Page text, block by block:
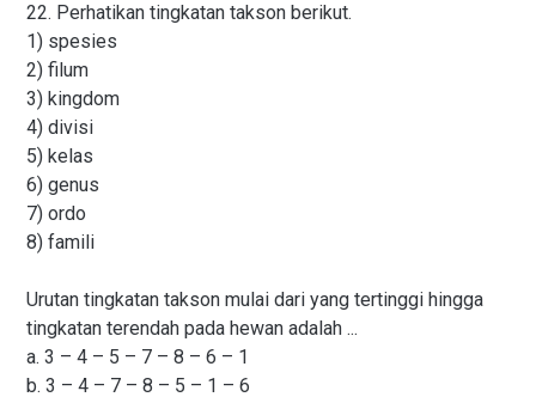
22. Perhatikan tingkatan takson berikut.
1) spesies
2) filum
3) kingdom
4) divisi
5) kelas
6) genus
7) ordo
8) famili
Urutan tingkatan takson mulai dari yang tertinggi hingga
tingkatan terendah pada hewan adalah ...
a. 3 – 4 – 5 – 7 – 8 – 6 – 1
b. 3 – 4 – 7 – 8 – 5 – 1 – 6